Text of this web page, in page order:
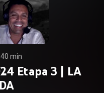
40 min
Etapa 3 | LA